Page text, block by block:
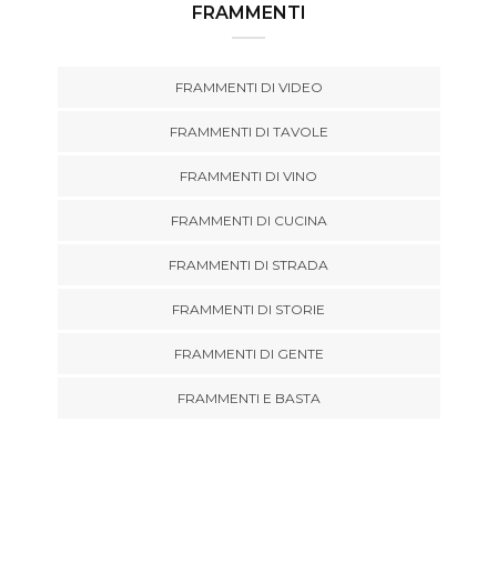
FRAMMENTI
FRAMMENTI DI VIDEO
FRAMMENTI DI TAVOLE
FRAMMENTI DI VINO
FRAMMENTI DI CUCINA
FRAMMENTI DI STRADA
FRAMMENTI DI STORIE
FRAMMENTI DI GENTE
FRAMMENTI E BASTA